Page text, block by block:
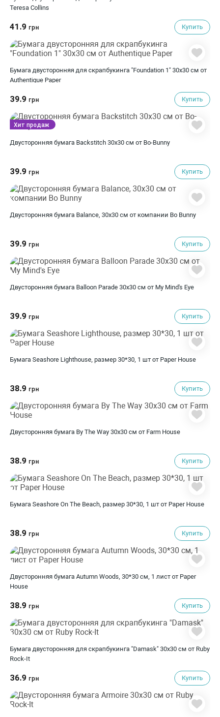
Teresa Collins
41.9 грн Купить
Бумага двусторонняя для скрапбукинга "Foundation 1" 30х30 см от
Authentique Paper
39.9 грн Купить
Двусторонняя бумага Backstitch 30х30 см от Bo-Bunny
39.9 грн Купить
Хит продаж
Двусторонняя бумага Balance, 30х30 см от компании Bo Bunny
39.9 грн Купить
Двусторонняя бумага Balloon Parade 30х30 см от My Mind's Eye
39.9 грн Купить
Бумага Seashore Lighthouse, размер 30*30, 1 шт от Paper House
38.9 грн Купить
Двусторонняя бумага By The Way 30х30 см от Farm House
38.9 грн Купить
Бумага Seashore On The Beach, размер 30*30, 1 шт от Paper House
38.9 грн Купить
Двусторонняя бумага Autumn Woods, 30*30 см, 1 лист от Paper
House
38.9 грн Купить
Бумага двусторонняя для скрапбукинга "Damask" 30х30 см от Ruby
Rock-It
36.9 грн Купить